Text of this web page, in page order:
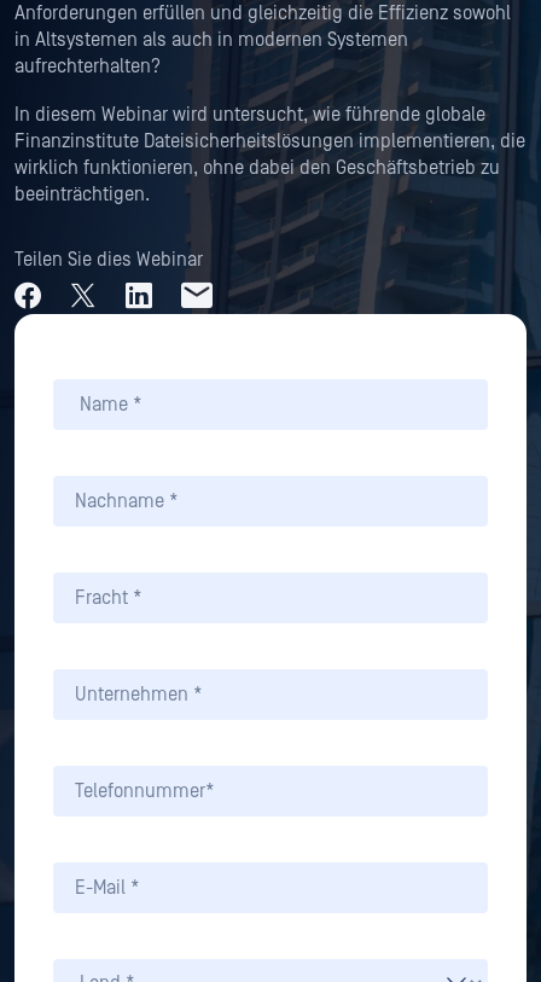
Anforderungen erfüllen und gleichzeitig die Effizienz sowohl
in Altsystemen als auch in modernen Systemen
aufrechterhalten?
In diesem Webinar wird untersucht, wie führende globale
Finanzinstitute Dateisicherheitslösungen implementieren, die
wirklich funktionieren, ohne dabei den Geschäftsbetrieb zu
beeinträchtigen.
Teilen Sie dies Webinar